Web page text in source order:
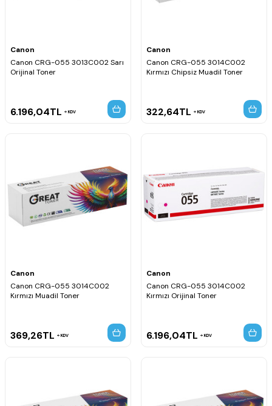
Canon
Canon CRG-055 3013C002 Sarı
Orijinal Toner
6.196,04TL KDV
Canon
Canon CRG-055 3014C002
Kırmızı Chipsiz Muadil Toner
322,64TL KDV
Canon
Canon CRG-055 3014C002
Kırmızı Muadil Toner
369,26TL KDV
Canon
Canon CRG-055 3014C002
Kırmızı Orijinal Toner
6.196,04TL KDV